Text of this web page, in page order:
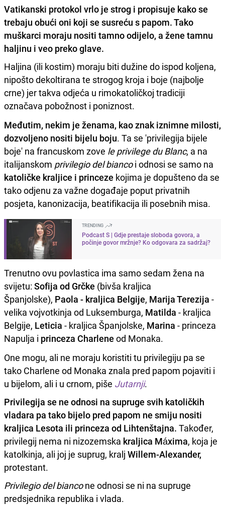
Vatikanski protokol vrlo je strog i propisuje kako se
trebaju obući oni koji se susreću s papom. Tako
muškarci moraju nositi tamno odijelo, a žene tamnu
haljinu i veo preko glave.
Haljina (ili kostim) moraju biti dužine do ispod koljena,
nipošto dekoltirana te strogog kroja i boje (najbolje
crne) jer takva odjeća u rimokatoličkoj tradiciji
označava pobožnost i poniznost.
Međutim, nekim je ženama, kao znak iznimne milosti,
dozvoljeno nositi bijelu boju. Ta se 'privilegija bijele
boje' na francuskom zove le privilege du Blanc, a na
italijanskom privilegio del biancoi odnosi se samo na
katoličke kraljice i princeze kojima je dopušteno da se
tako odjenu za važne događaje poput privatnih
posjeta, kanonizacija, beatifikacija ili posebnih misa.
TRENDING
Podcast S | Gdje prestaje sloboda govora, a
počinje govor mržnje? Ko odgovara za sadržaj?
Trenutno ovu povlastica ima samo sedam žena na
svijetu: Sofija od Grčke (bivša kraljica
Španjolske), Paola - kraljica Belgije, Marija Terezija -
velika vojvotkinja od Luksemburga, Matilda - kraljica
Belgije, Leticia - kraljica Španjolske, Marina - princeza
Napulja i princeza Charlene od Monaka.
One mogu, ali ne moraju koristiti tu privilegiju pa se
tako Charlene od Monaka znala pred papom pojaviti i
u bijelom, ali i u crnom, piše Jutarnji.
Privilegija se ne odnosi na supruge svih katoličkih
vladara pa tako bijelo pred papom ne smiju nositi
kraljica Lesota ili princeza od Lihtenštajna. Također,
privilegij nema ni nizozemska kraljica Máxima, koja je
katolkinja, ali joj je suprug, kralj Willem-Alexander,
protestant.
Privilegio del biancone odnosi se ni na supruge
predsjednika republika i vlada.